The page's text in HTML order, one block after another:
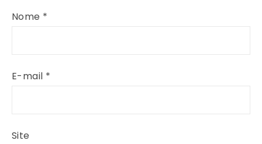
Nome *
E-mail *
Site